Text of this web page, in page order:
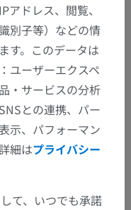
経系> 脳>
下位構造がありま
ドレス、閲覧、
別子等）などの情
す。このデータは
ユーザーエクスペ
・サービスの分析
との連携、パー
示、パフォーマン
細はプライバシー
て、いつでも承諾